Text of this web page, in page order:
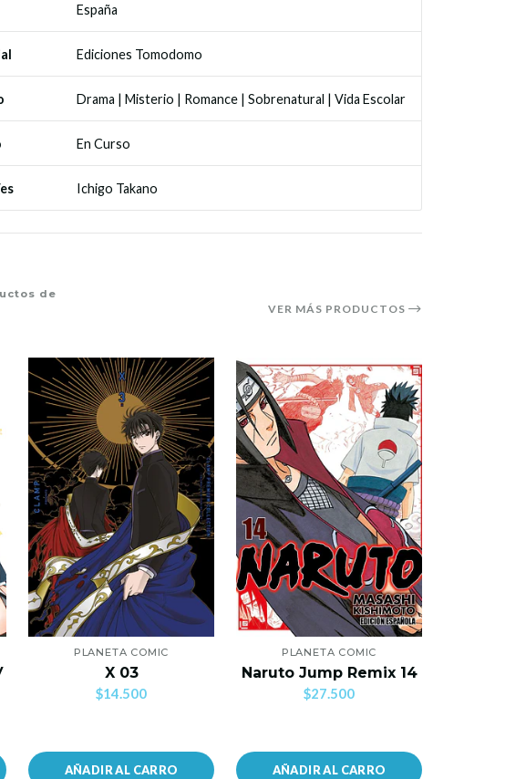
España
Ediciones Tomodomo
Drama | Misterio | Romance | Sobrenatural | Vida Escolar
En Curso
Ichigo Takano
de
VER MÁS PRODUCTOS
PLANETA COMIC
X 03
$14.500
AÑADIR AL CARRO
PLANETA COMIC
Naruto Jump Remix 14
$27.500
AÑADIR AL CARRO